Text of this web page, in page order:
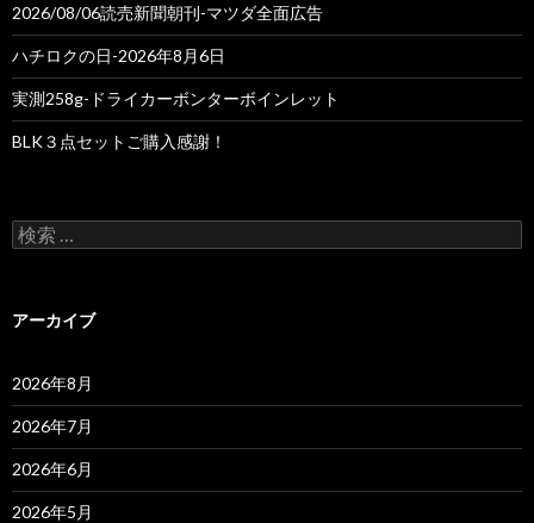
2026/08/06読売新聞朝刊-マツダ全面広告
ハチロクの日-2026年8月6日
実測258g-ドライカーボンターボインレット
BLK３点セットご購入感謝！
検
索
アーカイブ
2026年8月
2026年7月
2026年6月
2026年5月